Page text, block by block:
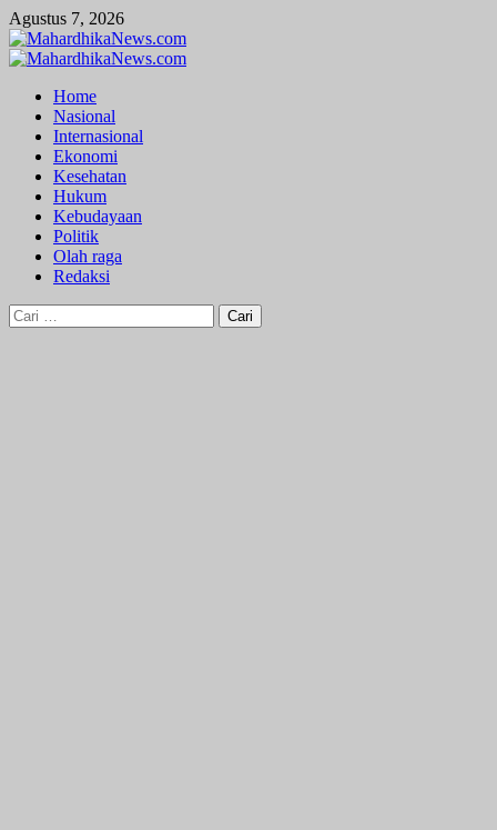
Skip
to
content
Agustus 7, 2026
Primary
Home
Nasional
Internasional
Ekonomi
Kesehatan
Hukum
Kebudayaan
Politik
Olah raga
Redaksi
Cari
untuk: